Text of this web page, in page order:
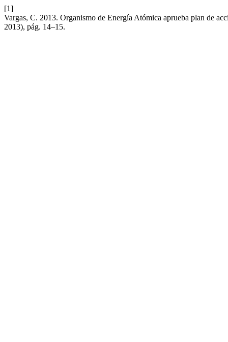
[1]
Vargas, C. 2013. Organismo de Energía Atómica aprueba plan de
2013), pág. 14–15.